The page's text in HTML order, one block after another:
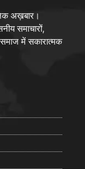
अख़बार।
समाचारों,
में सकारात्मक